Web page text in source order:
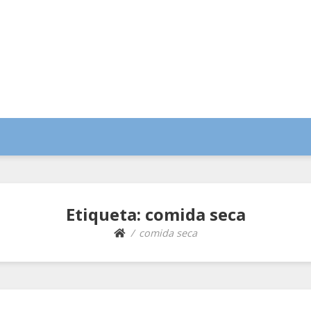
Blog de Vitafauna
Etiqueta: comida seca
comida seca